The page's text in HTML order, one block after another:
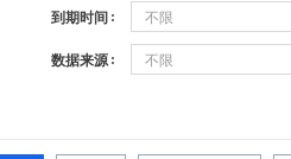
到期时间 不限
数据来源 不限